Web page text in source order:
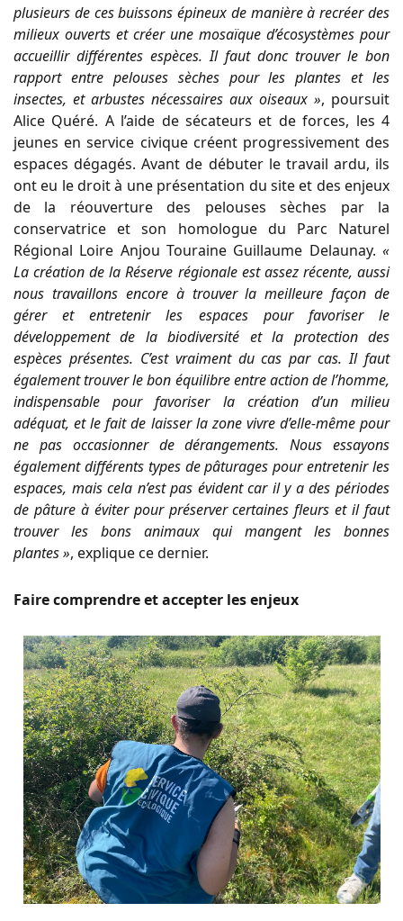
plusieurs de ces buissons épineux de manière à recréer des
milieux ouverts et créer une mosaïque d’écosystèmes pour
accueillir différentes espèces. Il faut donc trouver le bon
rapport entre pelouses sèches pour les plantes et les
insectes, et arbustes nécessaires aux oiseaux », poursuit
Alice Quéré. A l’aide de sécateurs et de forces, les 4
jeunes en service civique créent progressivement des
espaces dégagés. Avant de débuter le travail ardu, ils
ont eu le droit à une présentation du site et des enjeux
de la réouverture des pelouses sèches par la
conservatrice et son homologue du Parc Naturel
Régional Loire Anjou Touraine Guillaume Delaunay. «
La création de la Réserve régionale est assez récente, aussi
nous travaillons encore à trouver la meilleure façon de
gérer et entretenir les espaces pour favoriser le
développement de la biodiversité et la protection des
espèces présentes. C’est vraiment du cas par cas. Il faut
également trouver le bon équilibre entre action de l’homme,
indispensable pour favoriser la création d’un milieu
adéquat, et le fait de laisser la zone vivre d’elle-même pour
ne pas occasionner de dérangements. Nous essayons
également différents types de pâturages pour entretenir les
espaces, mais cela n’est pas évident car il y a des périodes
de pâture à éviter pour préserver certaines fleurs et il faut
trouver les bons animaux qui mangent les bonnes
plantes », explique ce dernier.
Faire comprendre et accepter les enjeux